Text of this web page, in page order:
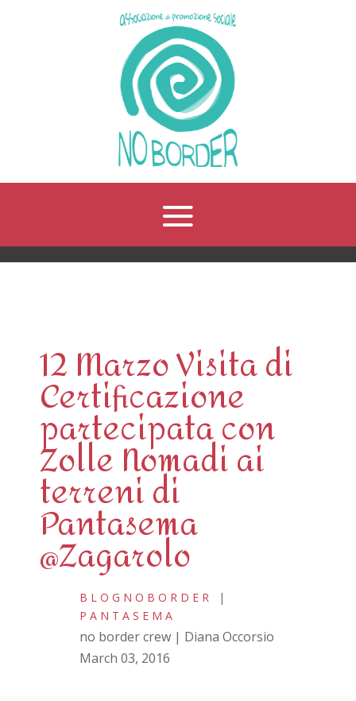
12 Marzo Visita di
Certificazione
partecipata con
Zolle Nomadi ai
terreni di
Pantasema
@Zagarolo
BLOGNOBORDER
|
PANTASEMA
no border crew | Diana Occorsio
March 03, 2016